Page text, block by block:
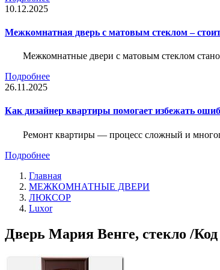
10.12.2025
Межкомнатная дверь с матовым стеклом –
Межкомнатные двери с матовым стеклом
Подробнее
26.11.2025
Как дизайнер квартиры помогает избежать
Ремонт квартиры — процесс сложный и
Подробнее
Главная
МЕЖКОМНАТНЫЕ ДВЕРИ
ЛЮКСОР
Luxor
Дверь Мария Венге, стекло /Код